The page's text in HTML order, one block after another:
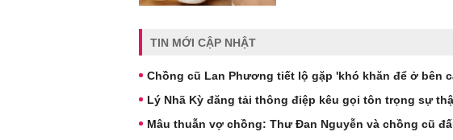
TIN MỚI CẬP NHẬT
Chồng cũ Lan Phương tiết lộ gặp 'khó khăn để ở bên
Lý Nhã Kỳ đăng tải thông điệp kêu gọi tôn trọng sự
Mâu thuẫn vợ chồng: Thư Đan Nguyễn và chồng cũ